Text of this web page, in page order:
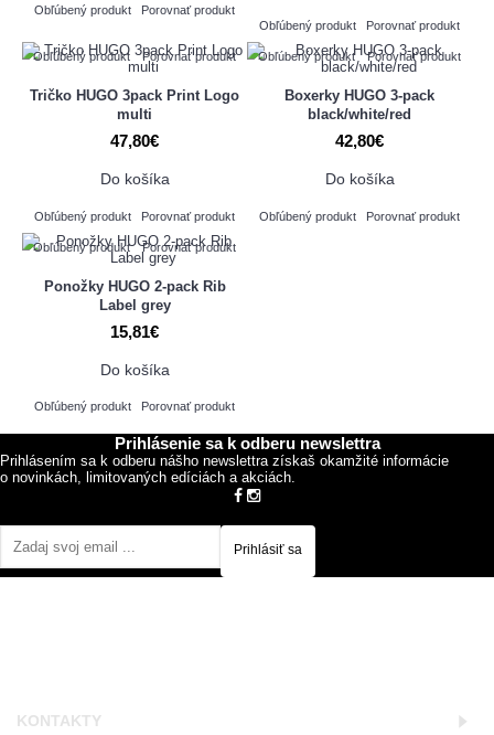
Obľúbený produkt Porovnať produkt
Obľúbený produkt Porovnať produkt
Obľúbený produkt Porovnať produkt
Tričko HUGO 3pack Print Logo
multi
47,80€
Do košíka
Obľúbený produkt Porovnať produkt
Obľúbený produkt Porovnať produkt
Boxerky HUGO 3-pack
black/white/red
42,80€
Do košíka
Obľúbený produkt Porovnať produkt
Obľúbený produkt Porovnať produkt
Ponožky HUGO 2-pack Rib
Label grey
15,81€
Do košíka
Obľúbený produkt Porovnať produkt
Prihlásenie sa k odberu newslettra
Prihlásením sa k odberu nášho newslettra získaš okamžité informácie
o novinkách, limitovaných edíciách a akciách.
Prihlásiť sa
KONTAKTY